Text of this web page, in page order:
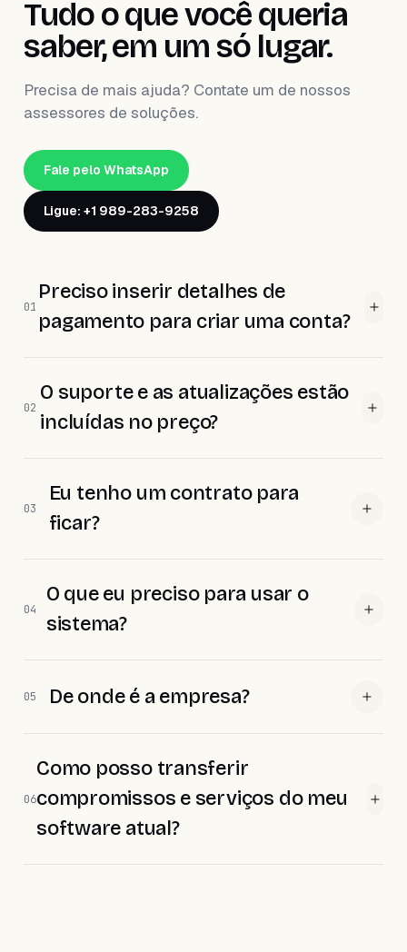
Tudo o que você queria
saber, em um só lugar.
Precisa de mais ajuda? Contate um de nossos
assessores de soluções.
Fale pelo WhatsApp
Ligue: +1 989-283-9258
01
Preciso inserir detalhes de
pagamento para criar uma conta?
02
O suporte e as atualizações estão
incluídas no preço?
03
Eu tenho um contrato para
ficar?
04
O que eu preciso para usar o
sistema?
05 De onde é a empresa?
06
Como posso transferir
compromissos e serviços do meu
software atual?